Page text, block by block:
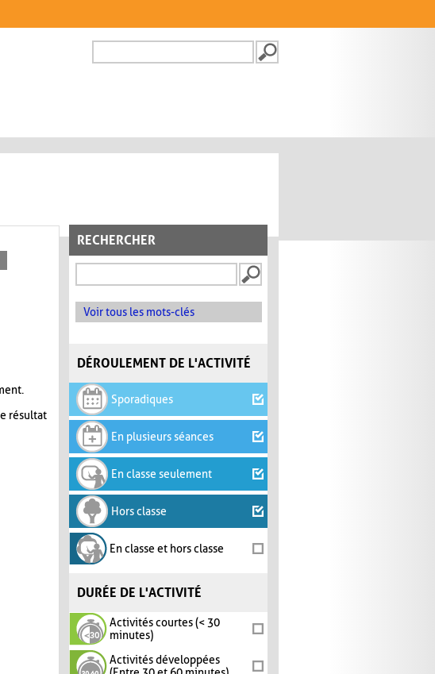
FORMULAIRE DE
RECHERCHER
Voir tous les mots-clés
DÉROULEMENT DE L'ACTIVITÉ
Sporadiques
En plusieurs séances
En classe seulement
Hors classe
En classe et hors classe
DURÉE DE L'ACTIVITÉ
Activités courtes (< 30
minutes)
Activités développées
résultat